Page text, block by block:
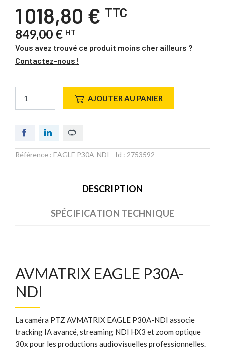
1 018,80 € TTC
849,00 € HT
Vous avez trouvé ce produit moins cher ailleurs ?
Contactez-nous !
AJOUTER AU PANIER
Référence : EAGLE P30A-NDI - Id : 2753592
DESCRIPTION
SPÉCIFICATION TECHNIQUE
AVMATRIX EAGLE P30A-
NDI
La caméra PTZ AVMATRIX EAGLE P30A-NDI associe
tracking IA avancé, streaming NDI HX3 et zoom optique
30x pour les productions audiovisuelles professionnelles.